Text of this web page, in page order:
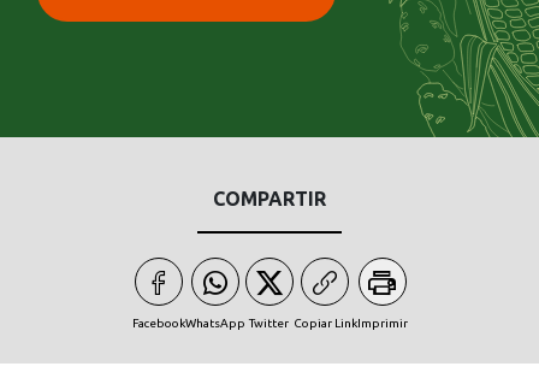
COMPARTIR
FacebookWhatsApp Twitter Copiar LinkImprimir